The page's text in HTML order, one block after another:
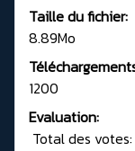
Taille du fichier:
8.89Mo
1200
Evaluation:
Total des